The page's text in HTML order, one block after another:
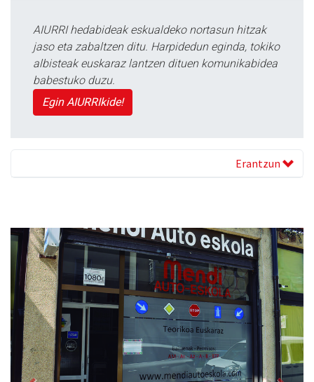
AIURRI hedabideak eskualdeko nortasun hitzak
jaso eta zabaltzen ditu. Harpidedun eginda, tokiko
albisteak euskaraz lantzen dituen komunikabidea
babestuko duzu.
Egin AIURRIkide!
Erantzun